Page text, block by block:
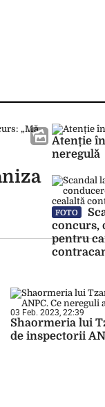
Atenție
neregulă
FOTO
concurs,
pentru
03 Feb. 2023, 22:39
Shaormeria lui
de inspectorii